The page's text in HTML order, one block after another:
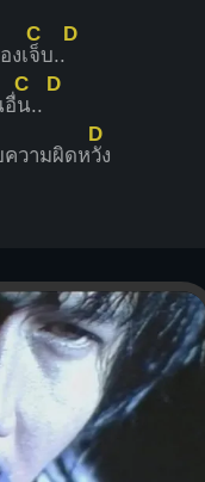
งเ
C
จ็บ..
D
C
น..
D
วามผิดห
D
วัง